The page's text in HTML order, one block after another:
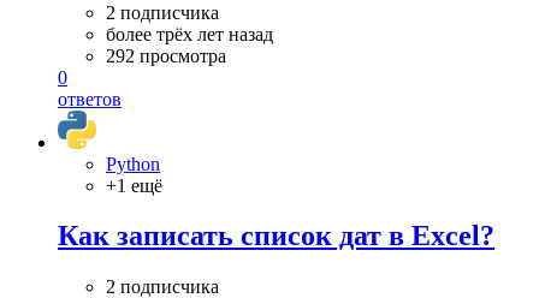
2 подписчика
более трёх лет назад
292 просмотра
0
ответов
Python
+1 ещё
Как записать список дат в Excel?
2 подписчика